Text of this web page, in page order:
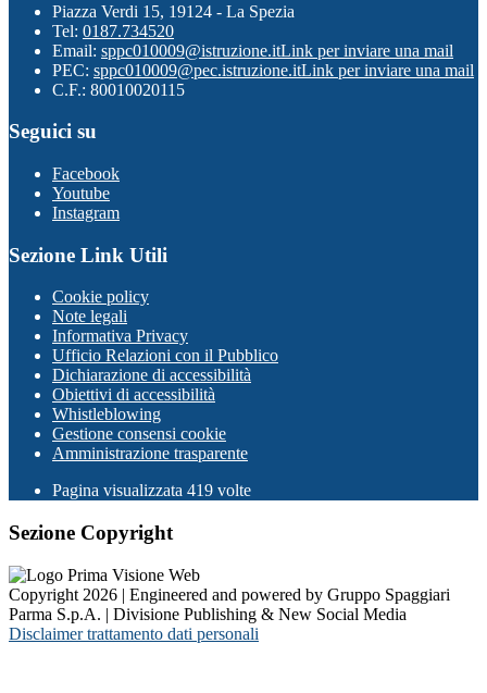
Piazza Verdi 15, 19124 - La Spezia
Tel: 0187.734520
Email: sppc010009@istruzione.itLink per inviare una mail
PEC: sppc010009@pec.istruzione.itLink per inviare una mail
C.F.: 80010020115
Seguici su
Facebook
Youtube
Instagram
Sezione Link Utili
Cookie policy
Note legali
Informativa Privacy
Ufficio Relazioni con il Pubblico
Dichiarazione di accessibilità
Obiettivi di accessibilità
Whistleblowing
Gestione consensi cookie
Amministrazione trasparente
Pagina visualizzata 419 volte
Sezione Copyright
Copyright 2026 | Engineered and powered by Gruppo Spaggiari
Parma S.p.A. | Divisione Publishing & New Social Media
Disclaimer trattamento dati personali